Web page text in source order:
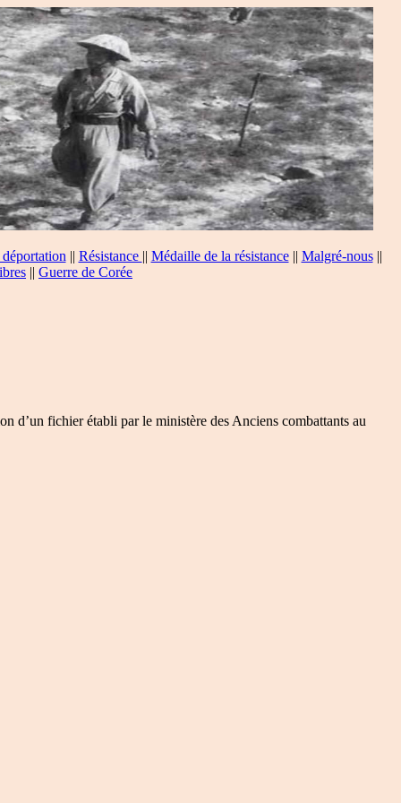
|| Résistance || Médaille de la résistance|| Malgré-nous||
|| Guerre de Corée
d’un fichier établi par le ministère des Anciens combattants au